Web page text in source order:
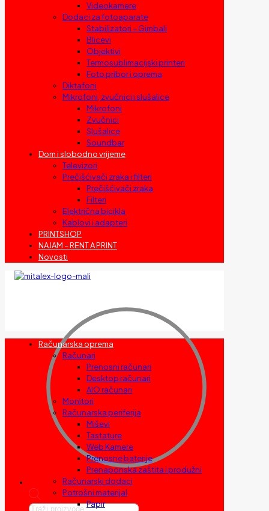
Videokamere
Dodaci za fotoaparate
Stabilizatori – Gimbali
Blicevi
Objektivi
Termosublimacijski printeri
Foto pribor i oprema
Diktafoni
Mikrofoni, zvučnici i slušalice
Mikrofoni
Zvučnici
Slušalice
Soundbar
Dom i slobodno vrijeme
Televizori
Prečišćivači zraka i filteri
Prečišćivači zraka
Filteri
Električna bicikla
Kablovi i adapteri
PRINTSHOP
NAJAM – RENT A PRINT
Novosti
Products
Računarska oprema
Računari
Prenosni računari
Desktop računari
AIO računari
Monitori
Računarska periferija
Miševi
Tastature
Web Kamere
Prenosne baterije
Prenaponska zaštita i produžni
Računarski dodaci
Potrošni materijal
Papir